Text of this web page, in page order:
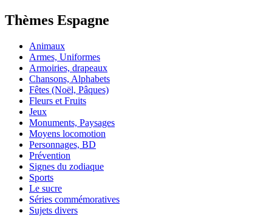
Thèmes Espagne
Animaux
Armes, Uniformes
Armoiries, drapeaux
Chansons, Alphabets
Fêtes (Noël, Pâques)
Fleurs et Fruits
Jeux
Monuments, Paysages
Moyens locomotion
Personnages, BD
Prévention
Signes du zodiaque
Sports
Le sucre
Séries commémoratives
Sujets divers